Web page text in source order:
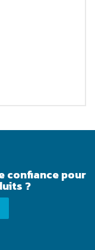
confiance pour
?